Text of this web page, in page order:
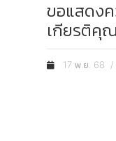
ขอแสดง
เกียรติคุ
17 พ.ย. 68 /